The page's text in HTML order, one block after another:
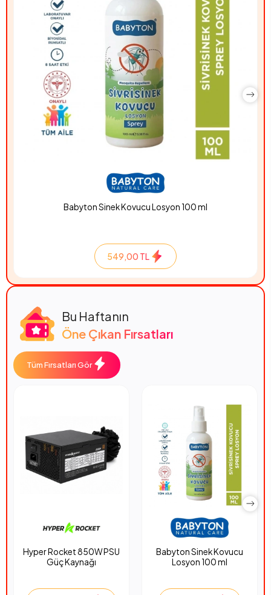
Babyton Sinek Kovucu Losyon 100 ml
549,00 TL
Bu Haftanın
Öne Çıkan Fırsatları
Tüm Fırsatları Gör
Hyper Rocket 850W PSU
Güç Kaynağı
Babyton Sinek Kovucu
Losyon 100 ml